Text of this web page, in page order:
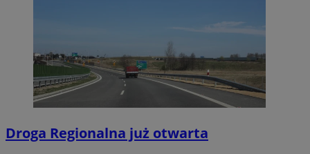
Droga Regionalna już otwarta